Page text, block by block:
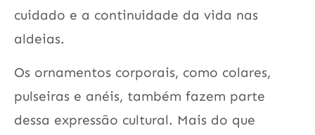
cuidado e a continuidade da vida nas
aldeias.
Os ornamentos corporais, como colares,
pulseiras e anéis, também fazem parte
dessa expressão cultural. Mais do que